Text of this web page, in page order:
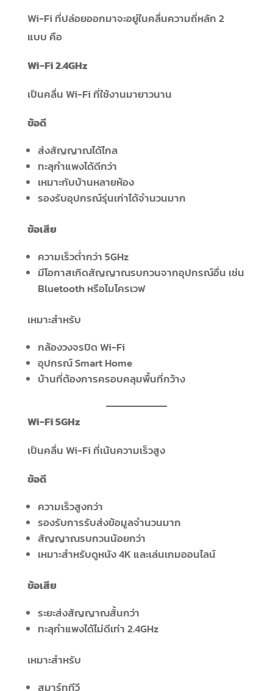
Wi-Fi ที่ปล่อยออกมาจะอยู่ในคลื่นความถี่หลัก 2
แบบ คือ
Wi-Fi 2.4GHz
เป็นคลื่น Wi-Fi ที่ใช้งานมายาวนาน
ข้อดี
ส่งสัญญาณได้ไกล
ทะลุกำแพงได้ดีกว่า
เหมาะกับบ้านหลายห้อง
รองรับอุปกรณ์รุ่นเก่าได้จำนวนมาก
ข้อเสีย
ความเร็วต่ำกว่า 5GHz
มีโอกาสเกิดสัญญาณรบกวนจากอุปกรณ์อื่น เช่น
Bluetooth หรือไมโครเวฟ
เหมาะสำหรับ
กล้องวงจรปิด Wi-Fi
อุปกรณ์ Smart Home
บ้านที่ต้องการครอบคลุมพื้นที่กว้าง
Wi-Fi 5GHz
เป็นคลื่น Wi-Fi ที่เน้นความเร็วสูง
ข้อดี
ความเร็วสูงกว่า
รองรับการรับส่งข้อมูลจำนวนมาก
สัญญาณรบกวนน้อยกว่า
เหมาะสำหรับดูหนัง 4K และเล่นเกมออนไลน์
ข้อเสีย
ระยะส่งสัญญาณสั้นกว่า
ทะลุกำแพงได้ไม่ดีเท่า 2.4GHz
เหมาะสำหรับ
สมาร์ททีวี